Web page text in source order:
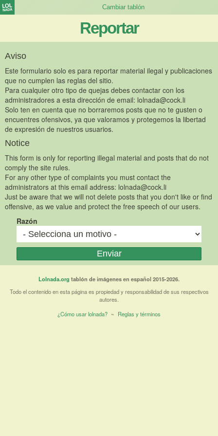
Reportar
Aviso
Este formulario solo es para reportar material ilegal y publicaciones
que no cumplen las reglas del sitio.
Para cualquier otro tipo de quejas debes contactar con los
administradores a esta dirección de email: lolnada@cock.li
Solo ten en cuenta que no borraremos posts que no te gusten o
encuentres ofensivos, ya que valoramos y protegemos la libertad
de expresión de nuestros usuarios.
Notice
This form is only for reporting illegal material and posts that do not
comply the site rules.
For any other type of complaints you must contact the
administrators at this email address: lolnada@cock.li
Just be aware that we will not delete posts that you don't like or find
offensive, as we value and protect the free speech of our users.
Razón
Lolnada.org tablón de imágenes en español 2015-2026.
Todo el contenido en esta página es propiedad y responsabilidad de sus respectivos
autores.
¿Cómo usar lolnada? ~ Reglas y términos